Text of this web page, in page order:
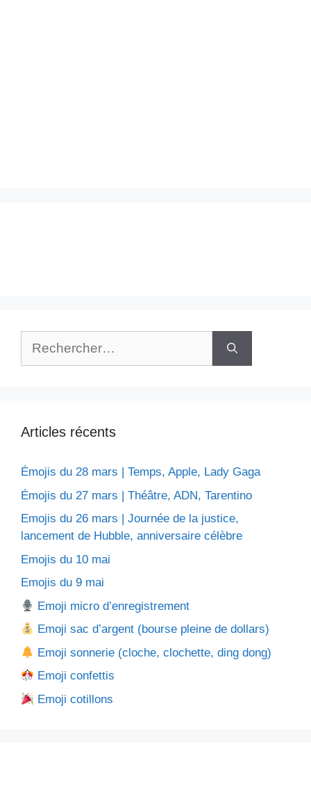
Articles récents
Émojis du 28 mars | Temps, Apple, Lady Gaga
Émojis du 27 mars | Théâtre, ADN, Tarentino
Emojis du 26 mars | Journée de la justice,
lancement de Hubble, anniversaire célèbre
Emojis du 10 mai
Emojis du 9 mai
Emoji micro d’enregistrement
Emoji sac d’argent (bourse pleine de dollars)
Emoji sonnerie (cloche, clochette, ding dong)
Emoji confettis
Emoji cotillons